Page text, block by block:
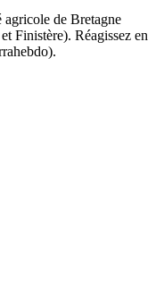
agricole de Bretagne
Finistère). Réagissez en